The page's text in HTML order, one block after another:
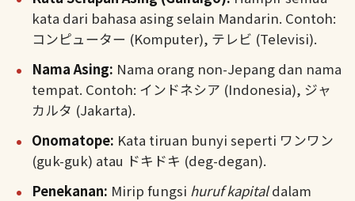
kata dari bahasa asing selain Mandarin. Contoh:
コンピューター (Komputer), テレビ (Televisi).
Nama Asing: Nama orang non-Jepang dan nama
tempat. Contoh: インドネシア (Indonesia), ジャ
カルタ (Jakarta).
Onomatope: Kata tiruan bunyi seperti ワンワン
(guk-guk) atau ドキドキ (deg-degan).
Penekanan: Mirip fungsi huruf kapitaldalam